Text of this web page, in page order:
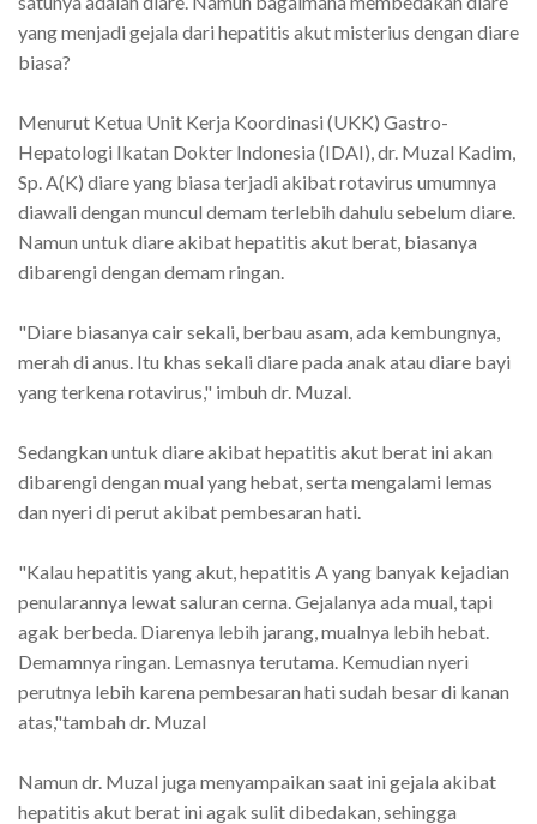
yang menjadi gejala dari hepatitis akut misterius dengan diare
biasa?
Menurut Ketua Unit Kerja Koordinasi (UKK) Gastro-
Hepatologi Ikatan Dokter Indonesia (IDAI), dr. Muzal Kadim,
Sp. A(K) diare yang biasa terjadi akibat rotavirus umumnya
diawali dengan muncul demam terlebih dahulu sebelum diare.
Namun untuk diare akibat hepatitis akut berat, biasanya
dibarengi dengan demam ringan.
"Diare biasanya cair sekali, berbau asam, ada kembungnya,
merah di anus. Itu khas sekali diare pada anak atau diare bayi
yang terkena rotavirus," imbuh dr. Muzal.
Sedangkan untuk diare akibat hepatitis akut berat ini akan
dibarengi dengan mual yang hebat, serta mengalami lemas
dan nyeri di perut akibat pembesaran hati.
"Kalau hepatitis yang akut, hepatitis A yang banyak kejadian
penularannya lewat saluran cerna. Gejalanya ada mual, tapi
agak berbeda. Diarenya lebih jarang, mualnya lebih hebat.
Demamnya ringan. Lemasnya terutama. Kemudian nyeri
perutnya lebih karena pembesaran hati sudah besar di kanan
atas,"tambah dr. Muzal
Namun dr. Muzal juga menyampaikan saat ini gejala akibat
hepatitis akut berat ini agak sulit dibedakan, sehingga